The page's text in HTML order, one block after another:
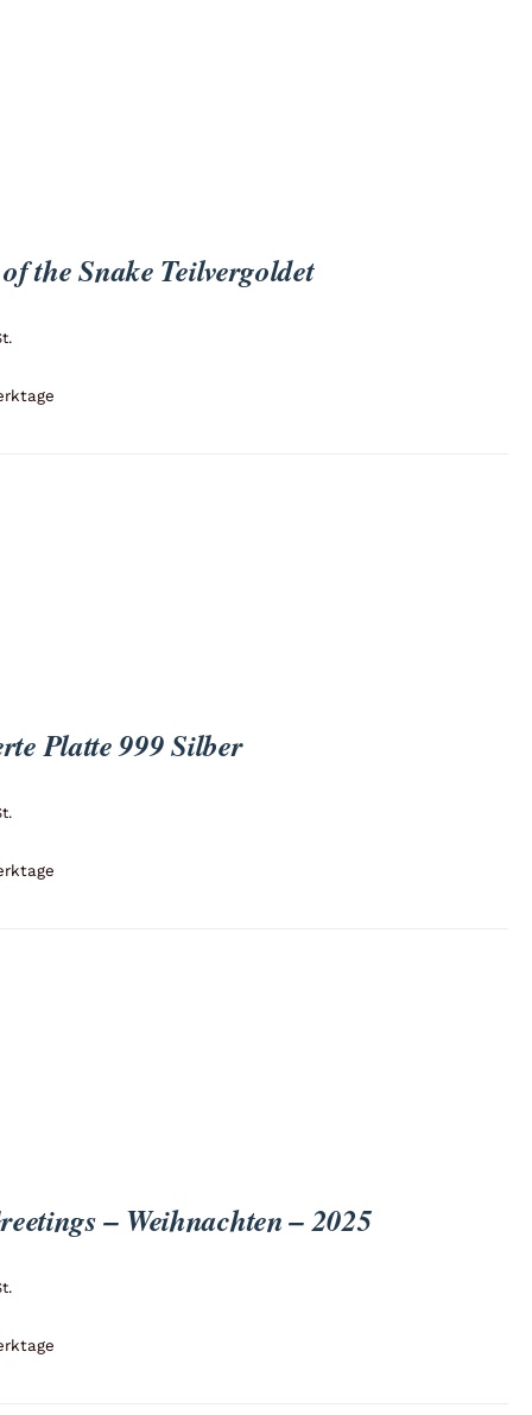
the Snake Teilvergoldet
Platte 999 Silber
– Weihnachten – 2025